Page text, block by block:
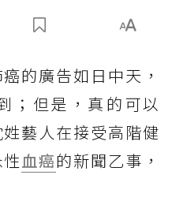
的廣告如日中天，
；但是，真的可以
藝人在接受高階健
血癌的新聞乙事，